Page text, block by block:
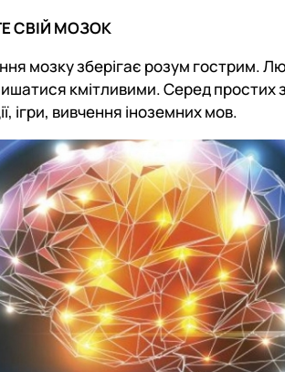
СВІЙ МОЗОК
мозку зберігає розум гострим.
кмітливими. Серед
ігри, вивчення іноземних мов.